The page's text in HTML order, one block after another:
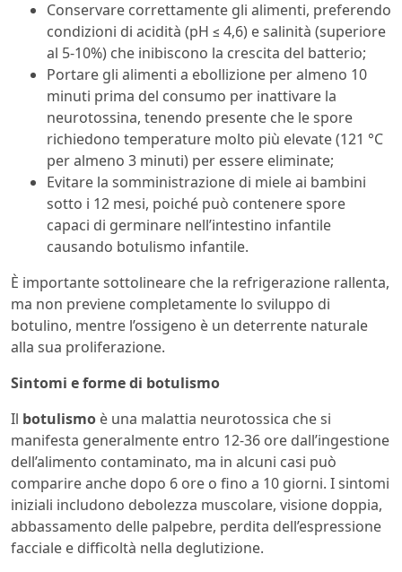
Conservare correttamente gli alimenti, preferendo
condizioni di acidità (pH ≤ 4,6) e salinità (superiore
al 5-10%) che inibiscono la crescita del batterio;
Portare gli alimenti a ebollizione per almeno 10
minuti prima del consumo per inattivare la
neurotossina, tenendo presente che le spore
richiedono temperature molto più elevate (121 °C
per almeno 3 minuti) per essere eliminate;
Evitare la somministrazione di miele ai bambini
sotto i 12 mesi, poiché può contenere spore
capaci di germinare nell’intestino infantile
causando botulismo infantile.
È importante sottolineare che la refrigerazione rallenta,
ma non previene completamente lo sviluppo di
botulino, mentre l’ossigeno è un deterrente naturale
alla sua proliferazione.
Sintomi e forme di botulismo
Il botulismo è una malattia neurotossica che si
manifesta generalmente entro 12-36 ore dall’ingestione
dell’alimento contaminato, ma in alcuni casi può
comparire anche dopo 6 ore o fino a 10 giorni. I sintomi
iniziali includono debolezza muscolare, visione doppia,
abbassamento delle palpebre, perdita dell’espressione
facciale e difficoltà nella deglutizione.